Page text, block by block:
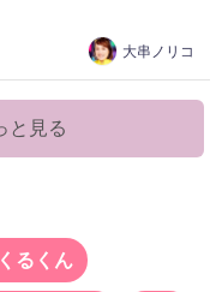
大串ノリコ
と見る
るくん